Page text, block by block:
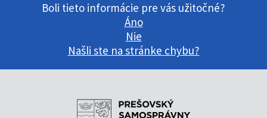
Boli tieto informácie pre vás užitočné?
Áno
Nie
Našli ste na stránke chybu?